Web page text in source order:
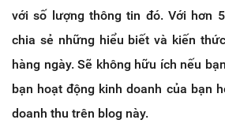
với số lượng thông tin đó. Với hơn
chia sẻ những hiểu biết và kiến
hàng ngày. Sẽ không hữu ích nếu
bạn hoạt động kinh doanh của bạn
doanh thu trên blog này.